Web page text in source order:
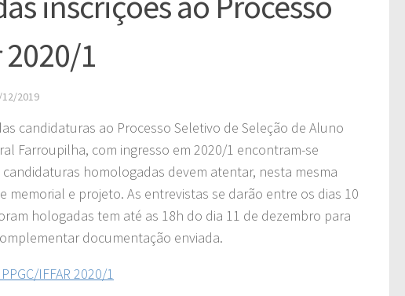
2020/1
12/2019
candidaturas ao Processo Seletivo de Seleção de Aluno
Farroupilha, com ingresso em 2020/1 encontram-se
homologadas devem atentar, nesta mesma
e projeto. As entrevistas se darão entre os dias 10
hologadas tem até as 18h do dia 11 de dezembro para
documentação enviada.
IFFAR 2020/1